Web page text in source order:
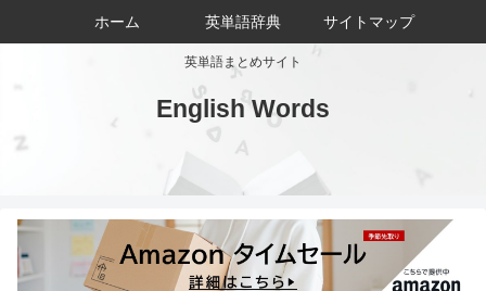
英単語まとめサイト
English Words
ホーム 英単語辞典 サイトマップ